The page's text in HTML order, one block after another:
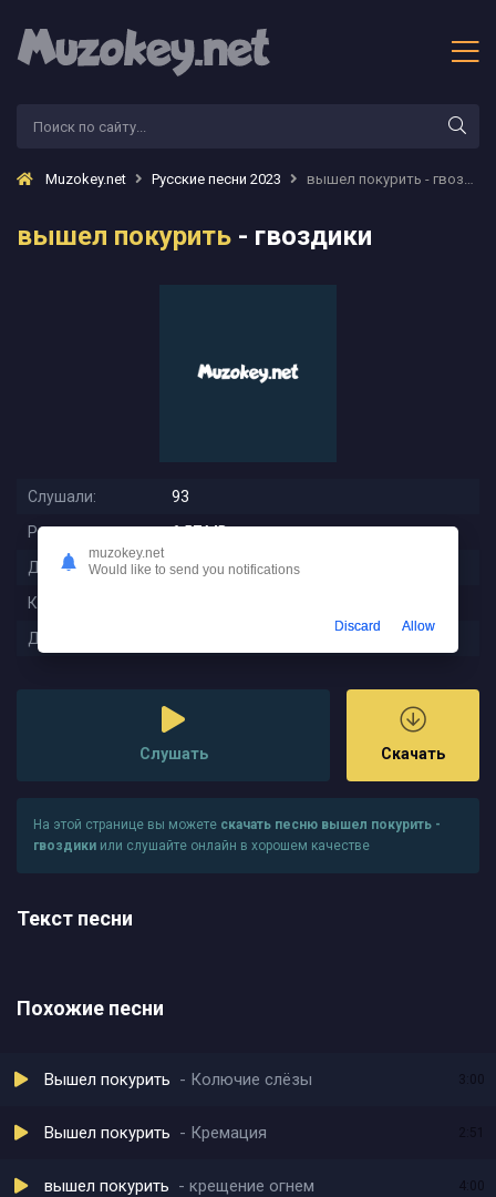
Muzokey.net Русские песни 2023 вышел покурить - гвоздики
вышел покурить - гвоздики
Слушали:
93
Размер:
6.57 MB
Длительность:
2:51
Качество:
Дата релиза:
Слушать Скачать
На этой странице вы можете скачать песню вышел покурить -
гвоздики или слушайте онлайн в хорошем качестве
Текст песни
Похожие песни
Вышел покурить Колючие слёзы 3:00
Вышел покурить Кремация
вышел покурить крещение огнем 4:00
muzokey.net
Would like to send you notifications
Discard Allow